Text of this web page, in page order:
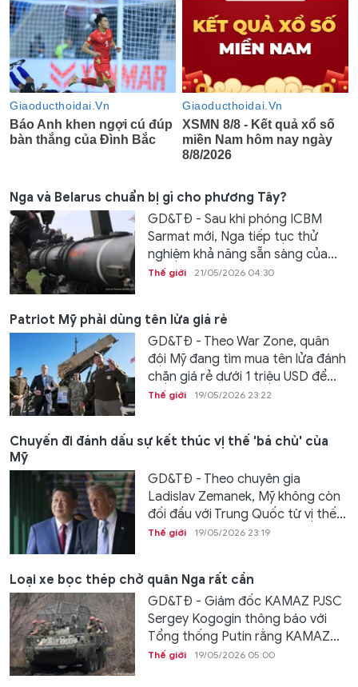
Nga và Belarus chuẩn bị gì cho phương Tây?
GD&TĐ - Sau khi phóng ICBM
Sarmat mới, Nga tiếp tục thử
nghiệm khả năng sẵn sàng của...
Thế giới 21/05/2026 04:30
Patriot Mỹ phải dùng tên lửa giá rẻ
GD&TĐ - Theo War Zone, quân
đội Mỹ đang tìm mua tên lửa đánh
chặn giá rẻ dưới 1 triệu USD để...
Thế giới 19/05/2026 23:22
Chuyến đi đánh dấu sự kết thúc vị thế 'bá chủ' của
Mỹ
GD&TĐ - Theo chuyên gia
Ladislav Zemanek, Mỹ không còn
đối đầu với Trung Quốc từ vị thế...
Thế giới 19/05/2026 23:19
Loại xe bọc thép chở quân Nga rất cần
GD&TĐ - Giám đốc KAMAZ PJSC
Sergey Kogogin thông báo với
Tổng thống Putin rằng KAMAZ...
Thế giới 19/05/2026 05:00